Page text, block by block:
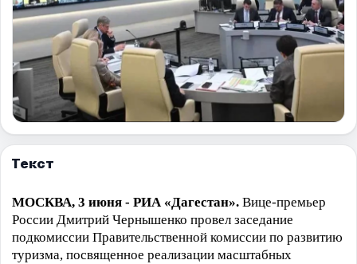
Текст
МОСКВА, 3 июня - РИА «Дагестан». Вице-премьер
России Дмитрий Чернышенко провел заседание
подкомиссии Правительственной комиссии по развитию
туризма, посвященное реализации масштабных